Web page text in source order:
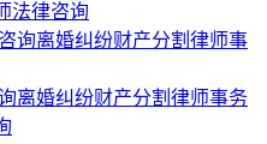
法律咨询
离婚纠纷财产分割律师事务